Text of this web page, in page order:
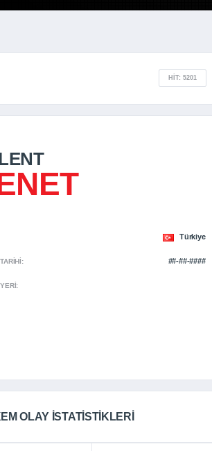
HIT: 5201
Türkiye
##-##-####
OLAY İSTATISTIKLERI